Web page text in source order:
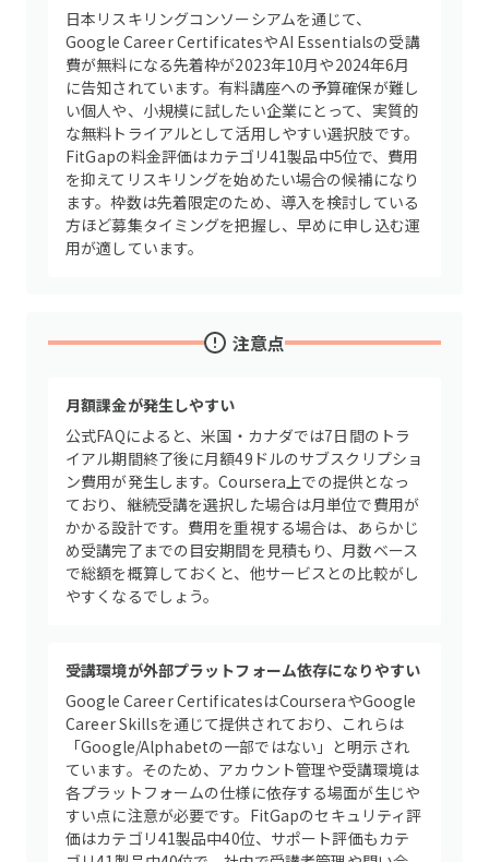
日本リスキリングコンソーシアムを通じて、
Google Career CertificatesやAI Essentialsの受講
費が無料になる先着枠が2023年10月や2024年6月
に告知されています。有料講座への予算確保が難し
い個人や、小規模に試したい企業にとって、実質的
な無料トライアルとして活用しやすい選択肢です。
FitGapの料金評価はカテゴリ41製品中5位で、費用
を抑えてリスキリングを始めたい場合の候補になり
ます。枠数は先着限定のため、導入を検討している
方ほど募集タイミングを把握し、早めに申し込む運
用が適しています。
注意点
月額課金が発生しやすい
公式FAQによると、米国・カナダでは7日間のトラ
イアル期間終了後に月額49ドルのサブスクリプショ
ン費用が発生します。Coursera上での提供となっ
ており、継続受講を選択した場合は月単位で費用が
かかる設計です。費用を重視する場合は、あらかじ
め受講完了までの目安期間を見積もり、月数ベース
で総額を概算しておくと、他サービスとの比較がし
やすくなるでしょう。
受講環境が外部プラットフォーム依存になりやすい
Google Career CertificatesはCourseraやGoogle
Career Skillsを通じて提供されており、これらは
「Google/Alphabetの一部ではない」と明示され
ています。そのため、アカウント管理や受講環境は
各プラットフォームの仕様に依存する場面が生じや
すい点に注意が必要です。FitGapのセキュリティ評
価はカテゴリ41製品中40位、サポート評価もカテ